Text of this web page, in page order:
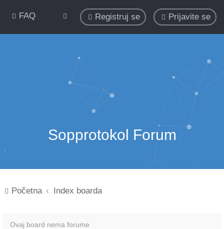
FAQ Prijavite se
Registruj se
Sopprotokol Forum
Početna Index boarda
Ovaj board nema forume